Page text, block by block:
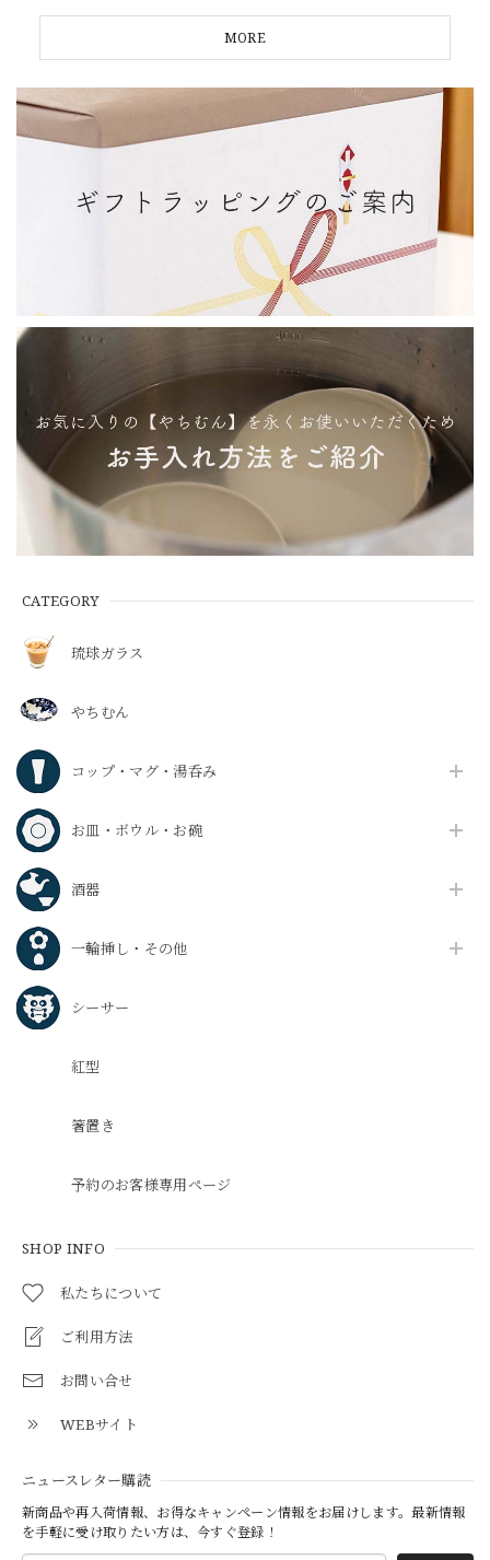
CATEGORY
琉球ガラス
やちむん
コップ・マグ・湯呑み
お皿・ボウル・お碗
酒器
一輪挿し・その他
シーサー
紅型
箸置き
予約のお客様専用ページ
SHOP INFO
私たちについて
ご利用方法
お問い合せ
WEBサイト
ニュースレター購読
新商品や再入荷情報、お得なキャンペーン情報をお届けします。最新情報
を手軽に受け取りたい方は、今すぐ登録！
MORE